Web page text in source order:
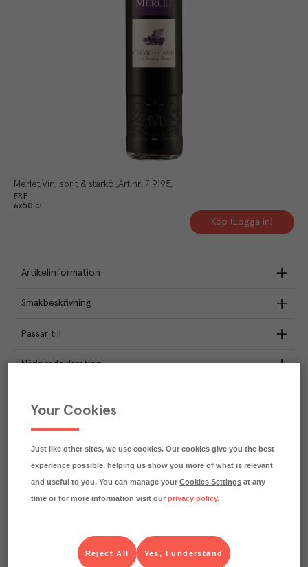
Merlet Vin, sprit & starköl Art.nr. 719195
FRP
6x50 cl
Köp (Logga in)
Artikelinformation
Smakbeskrivning
Passar till
Näringsdeklaration
CO₂e/kg
Varje kilo av varan påverkar klimatet motsvarande
Läs mer om hur vi beräknar klimatavtryck
Your Cookies
Just like other sites, we use cookies. Our cookies give you the best
experience possible, helping us show you more of what is relevant
and useful to you. You can manage yourCookies Settings at any
time or for more information visit ourprivacy policy.
Yes, I understand
Reject All